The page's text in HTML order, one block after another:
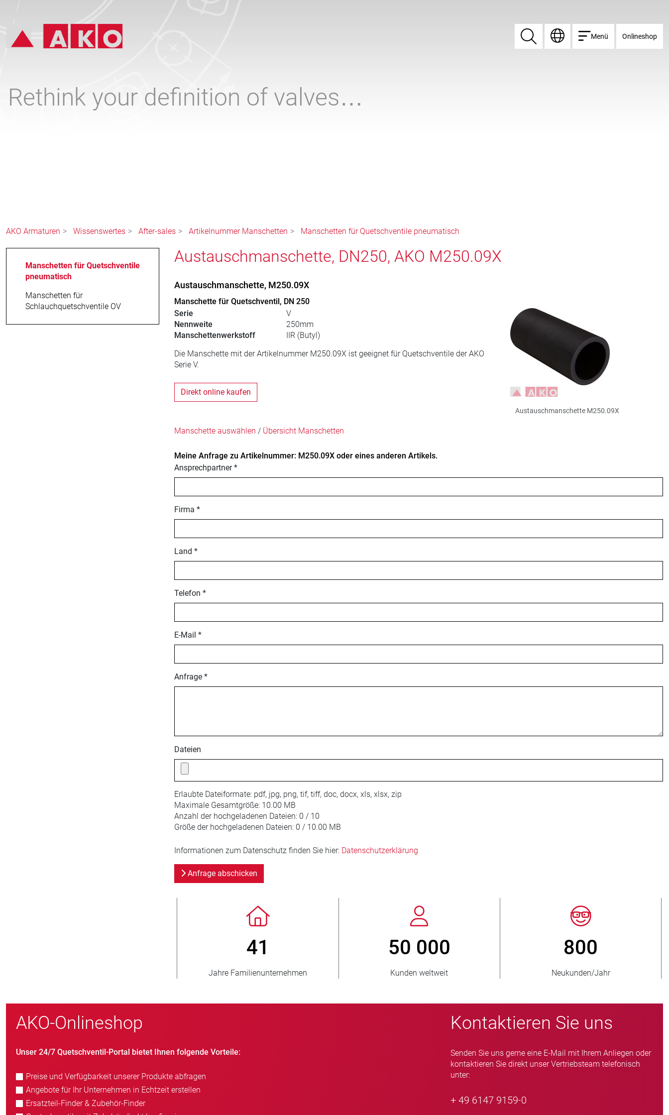
Suchen
Suchen Menü Onlineshop
Rethink your definition of valves…
AKO Armaturen Wissenswertes After-sales Artikelnummer Manschetten Manschetten für Quetschventile pneumatisch
Manschetten für Quetschventile
pneumatisch
Manschetten für
Schlauchquetschventile OV
Austauschmanschette, DN250, AKO M250.09X
Austauschmanschette, M250.09X
Manschette für Quetschventil, DN 250
Serie
V
Nennweite
250mm
Manschettenwerkstoff
IIR (Butyl)
Die Manschette mit der Artikelnummer M250.09X ist geeignet für Quetschventile der AKO
Serie V.
Direkt online kaufen
Austauschmanschette M250.09X
Manschette auswählen / Übersicht Manschetten
Meine Anfrage zu Artikelnummer: M250.09X oder eines anderen Artikels.
Ansprechpartner *
Firma *
Land *
Telefon *
E-Mail *
Anfrage *
Dateien
Erlaubte Dateiformate: pdf, jpg, png, tif, tiff, doc, docx, xls, xlsx, zip
Maximale Gesamtgröße: 10.00 MB
Anzahl der hochgeladenen Dateien: 0 / 10
Größe der hochgeladenen Dateien: 0 / 10.00 MB
Informationen zum Datenschutz finden Sie hier: Datenschutzerklärung
Anfrage abschicken
> 3 500 000
verkaufte Einheiten belieferte Länder Quetschventil-
AKO-Onlineshop
Unser 24/7 Quetschventil-Portal bietet Ihnen folgende Vorteile:
Preise und Verfügbarkeit unserer Produkte abfragen
Angebote für Ihr Unternehmen in Echtzeit erstellen
Ersatzteil-Finder & Zubehör-Finder
Kontaktieren Sie uns
Senden Sie uns gerne eine E-Mail mit Ihrem Anliegen oder
kontaktieren Sie direkt unser Vertriebsteam telefonisch
unter:
+ 49 6147 9159-0